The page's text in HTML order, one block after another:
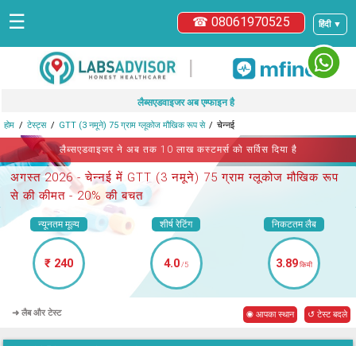
हिंदी ▼
☎ 08061970525
☰
|
लैब्सएडवाइजर अब एम्फाइन है
होम टेस्ट्स GTT (3 नमूने) 75 ग्राम ग्लूकोज मौखिक रूप से चेन्नई
लैब्सएडवाइजर ने अब तक 10 लाख कस्टमर्स को सर्विस दिया है
अगस्त 2026 -चेन्नई में GTT (3 नमूने) 75 ग्राम ग्लूकोज मौखिक रूप
से की कीमत - 20% की बचत
न्यूनतम मूल्य
₹ 240
शीर्ष रेटिंग
4.0/5
निकटतम लैब
3.89किमी
➜ लैब और टेस्ट ◉ आपका स्थान ↺ टेस्ट बदले